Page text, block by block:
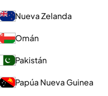
Nueva Zelanda
Omán
Pakistán
Papúa Nueva Guinea